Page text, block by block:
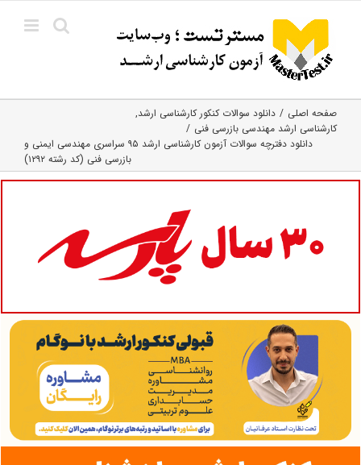
content
صفحه اصلی
دانلود سوالات کنکور کارشناسی ارشد
کارشناسی ارشد مهندسی بازرسی فنی
دانلود دفترچه سوالات آزمون کارشناسی ارشد ۹۵ سراسری مهندسی ایمنی و
بازرسی فنی (کد رشته ۱۲۹۲)